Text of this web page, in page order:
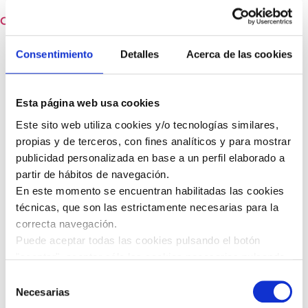
Consentimiento Detalles Acerca de las cookies
Esta página web usa cookies
Este sito web utiliza cookies y/o tecnologías similares,
propias y de terceros, con fines analíticos y para mostrar
publicidad personalizada en base a un perfil elaborado a
partir de hábitos de navegación.
En este momento se encuentran habilitadas las cookies
técnicas, que son las estrictamente necesarias para la
correcta navegación.
Puede aceptar todas las cookies pulsando el botón
pulsando "permitir selección".
Necesarias
Carrito
Inicio/ Tienda
Tienda
Mostrando el único resultado